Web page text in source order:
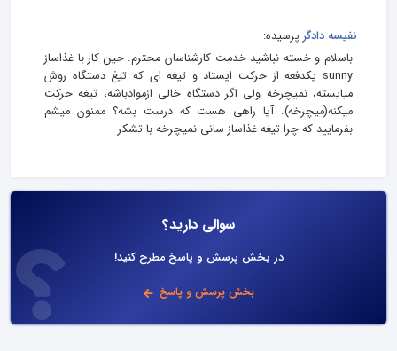
نفیسه دادگر پرسیده:
باسلام و خسته نباشید خدمت کارشناسان محترم. حین کار با غذاساز
sunny یکدفعه از حرکت ایستاد و تیغه ای که تیغ دستگاه روش
میایسته، نمیچرخه ولی اگر دستگاه خالی ازموادباشه، تیغه حرکت
میکنه(میچرخه). آیا راهی هست که درست بشه؟ ممنون میشم
بفرمایید که چرا تیغه غذاساز سانی نمیچرخه با تشکر
سوالی دارید؟
در بخش پرسش و پاسخ مطرح کنید!
بخش پرسش و پاسخ